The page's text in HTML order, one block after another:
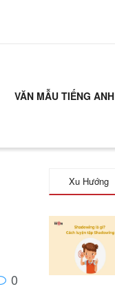
VĂN MẪU TIẾNG ANH
0
Xu Hướng